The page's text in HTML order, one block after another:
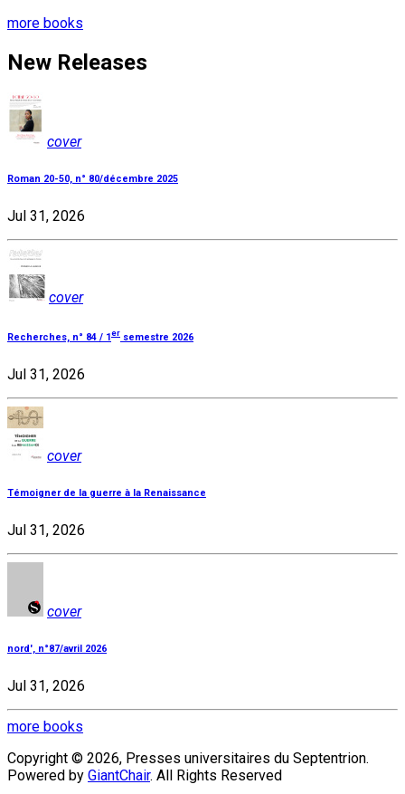
more books
New Releases
cover
Roman 20-50, n° 80/décembre 2025
Jul 31, 2026
cover
Recherches, n° 84 / 1er semestre 2026
Jul 31, 2026
cover
Témoigner de la guerre à la Renaissance
Jul 31, 2026
cover
nord', n°87/avril 2026
Jul 31, 2026
more books
Copyright © 2026, Presses universitaires du Septentrion.
Powered by GiantChair. All Rights Reserved